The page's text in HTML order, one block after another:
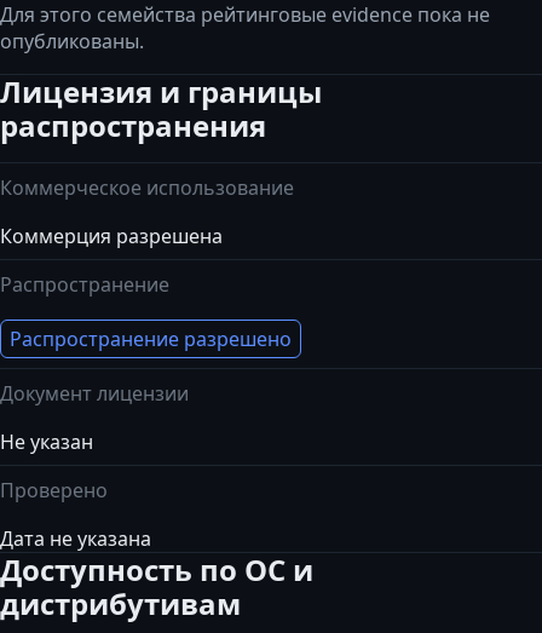
Для этого семейства рейтинговые evidence пока не
опубликованы.
Лицензия и границы
распространения
Коммерческое использование
Коммерция разрешена
Распространение
Распространение разрешено
Документ лицензии
Не указан
Проверено
Дата не указана
Доступность по ОС и
дистрибутивам